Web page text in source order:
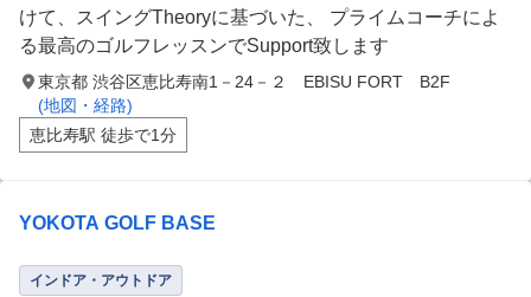
けて、スイングTheoryに基づいた、 プライムコーチによ
る最高のゴルフレッスンでSupport致します
東京都 渋谷区恵比寿南1－24－２ EBISU FORT B2F
(地図・経路)
恵比寿駅 徒歩で1分
YOKOTA GOLF BASE
インドア・アウトドア